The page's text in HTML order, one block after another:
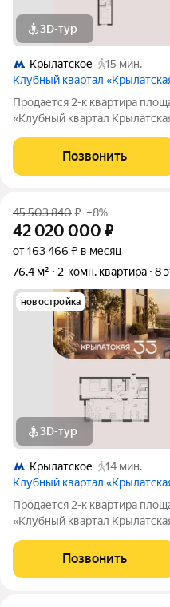
3D-тур
Крылатское
15 мин.
Клубный квартал
Продается 2-к квартира
«Клубный квартал
западе Москвы от
«Сияние». Комплекс
Позвонить
45 503 840₽ –8%
42 020 000 ₽
от 163 466 ₽ в месяц
76,4 м²
2-комн. квартира 8
новостройка
3D-тур
Крылатское
14 мин.
Клубный квартал
Продается 2-к квартира
«Клубный квартал
западе Москвы от
«Сияние». Комплекс
Позвонить